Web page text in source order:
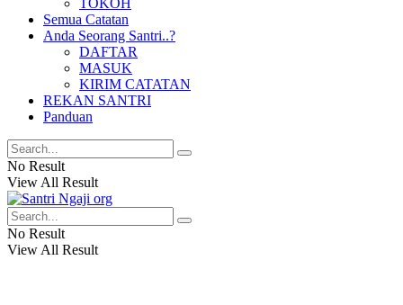
TOKOH
Semua Catatan
Anda Seorang Santri..?
DAFTAR
MASUK
KIRIM CATATAN
REKAN SANTRI
Panduan
No Result
View All Result
No Result
View All Result